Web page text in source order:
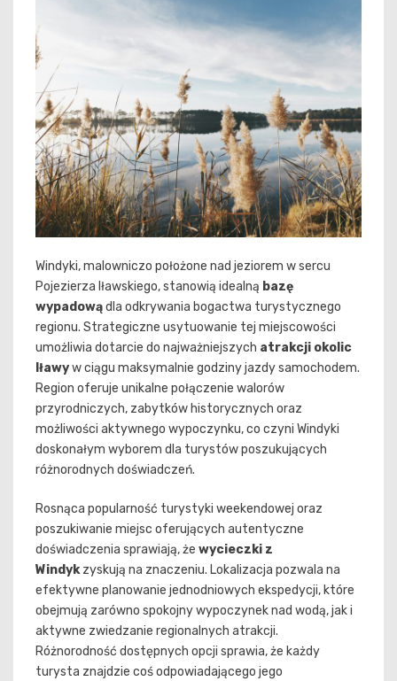
Windyki, malowniczo położone nad jeziorem w sercu
Pojezierza Iławskiego, stanowią idealną bazę
wypadowądla odkrywania bogactwa turystycznego
regionu. Strategiczne usytuowanie tej miejscowości
umożliwia dotarcie do najważniejszych atrakcji okolic
Iławyw ciągu maksymalnie godziny jazdy samochodem.
Region oferuje unikalne połączenie walorów
przyrodniczych, zabytków historycznych oraz
możliwości aktywnego wypoczynku, co czyni Windyki
doskonałym wyborem dla turystów poszukujących
różnorodnych doświadczeń.
Rosnąca popularność turystyki weekendowej oraz
poszukiwanie miejsc oferujących autentyczne
doświadczenia sprawiają, że wycieczki z
Windykzyskują na znaczeniu. Lokalizacja pozwala na
efektywne planowanie jednodniowych ekspedycji, które
obejmują zarówno spokojny wypoczynek nad wodą, jak i
aktywne zwiedzanie regionalnych atrakcji.
Różnorodność dostępnych opcji sprawia, że każdy
turysta znajdzie coś odpowiadającego jego